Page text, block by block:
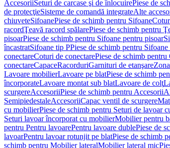
AccesoriiSeturi de carcase şi de înlocuirePiese de
de protecţieSisteme de comandă integrateAlte
chiuveteSifoanePiese de schimb pentru Sifoane
racordŢeavă racord spălarePiese de schimb pentru
pisoarPiese de schimb pentru Sifoane pentru pisoar
încastratSifoane tip PPiese de schimb pentru
conectareCoturi de conectarePiese de schimb
conectareCapaceRacorduriGarnituri de etanşare
Lavoare mobilierLavoare pe blatPiese de schimb
încorporateLavoare montat sub blatLavoare de colţ
scurgereAccesoriiPiese de schimb pentru Accesorii
SemipiedestaleAccesoriiCapac ventil de scurgere
cu mobilierPiese de schimb pentru Seturi de lavoar
Seturi lavoar încorporat cu mobilierMobilier pentru
pentru Pentru lavoarePentru lavoare dublePiese de
lavoarPentru lavoar rotunjit pe blatPiese de schimb
schimb pentru Mobilier lateralMobilier lateral mic